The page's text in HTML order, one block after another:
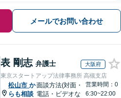
メールでお問い合わせ
表 剛志 弁護士 大阪府
東京スタートアップ法律事務所 高槻支店
松山市 か
らも相談
面談方法(対面・
電話・ビデオな
営業時間：0
6:30~22:00